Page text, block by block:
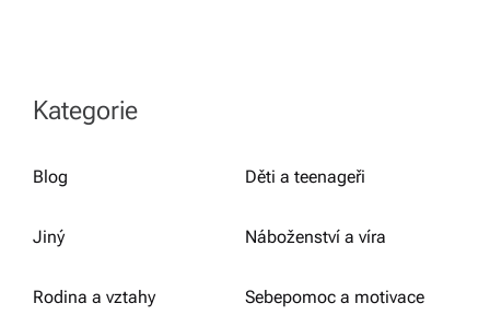
Kategorie
Blog Děti a teenageři
Jiný Náboženství a víra
Rodina a vztahy Sebepomoc a motivace